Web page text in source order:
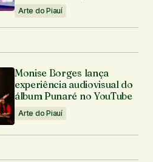
Arte do Piauí
Monise Borges lança
experiência audiovisual do
álbum Punaré no YouTube
Arte do Piauí